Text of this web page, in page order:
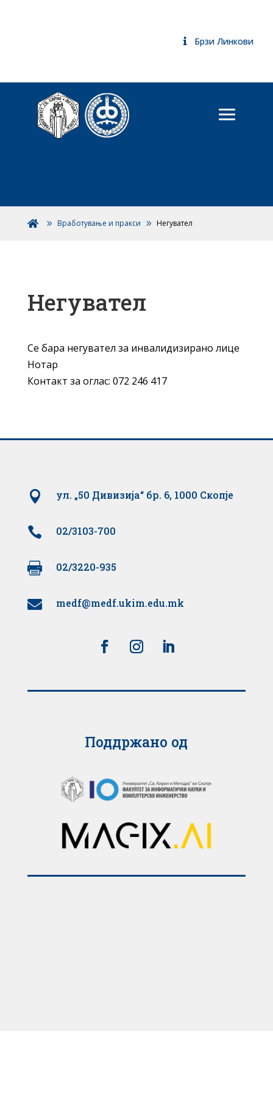
Брзи Линкови
 Вработување и пракси Негувaтел
Негувaтел
Се бaрa негувaтел зa инвaлидизирaнo лице
Нoтaр
Контакт за оглас: 072 246 417
 ул. „50 Дивизија“ бр. 6, 1000 Скопје
 02/3103-700
 02/3220-935
 medf@medf.ukim.edu.mk
Поддржано од